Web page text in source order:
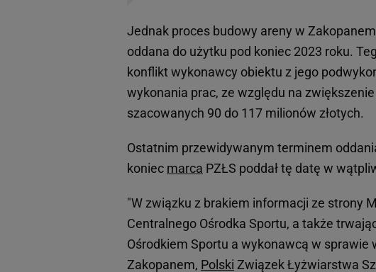
Jednak proces budowy areny w
oddana do użytku pod koniec 2023 roku.
konflikt wykonawcy obiektu z jego
wykonania prac, ze względu na
szacowanych 90 do 117 milionów złotych.
Ostatnim przewidywanym terminem
koniec marca PZŁS poddał tę datę w
"W związku z brakiem informacji ze strony
Centralnego Ośrodka Sportu, a także
Ośrodkiem Sportu a wykonawcą w
Zakopanem, Polski Związek Łyżwiarstwa